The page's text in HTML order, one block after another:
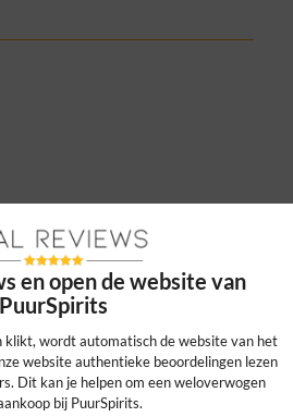
en snelle
en open de website van
PuurSpirits
klikt, wordt automatisch de website van het
website authentieke beoordelingen lezen
Dit kan je helpen om een weloverwogen
bij PuurSpirits.